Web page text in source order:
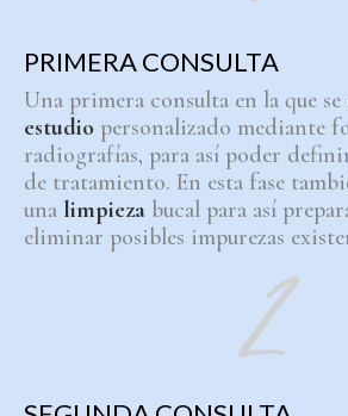
PRIMERA CONSULTA
Una primera consulta en la que se
estudio personalizado mediante
radiografías, para así poder
de tratamiento. En esta fase
una limpieza bucal para así
eliminar posibles impurezas